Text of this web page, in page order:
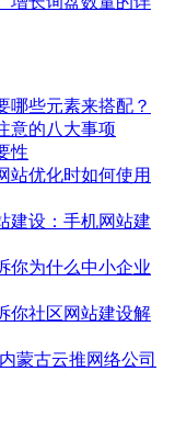
哪些元素来搭配？
意的八大事项
性
站优化时如何使用
建设：手机网站建
你为什么中小企业
你社区网站建设解
蒙古云推网络公司